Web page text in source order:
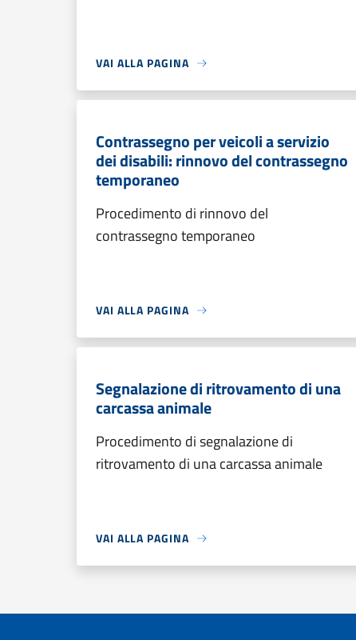
VAI ALLA PAGINA
Contrassegno per veicoli a servizio
dei disabili: rinnovo del contrassegno
temporaneo
Procedimento di rinnovo del
contrassegno temporaneo
VAI ALLA PAGINA
Segnalazione di ritrovamento di una
carcassa animale
Procedimento di segnalazione di
ritrovamento di una carcassa animale
VAI ALLA PAGINA